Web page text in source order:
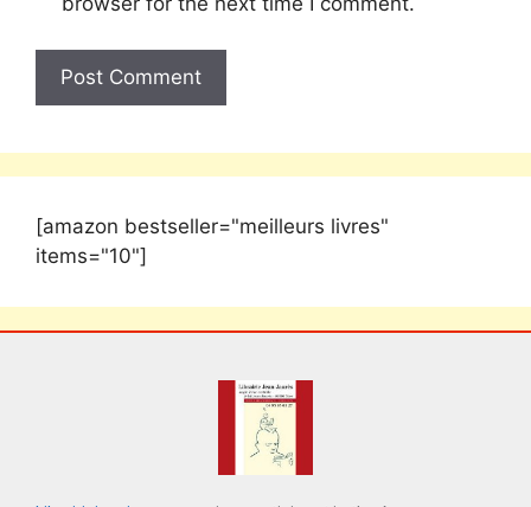
[amazon bestseller="meilleurs livres"
items="10"]